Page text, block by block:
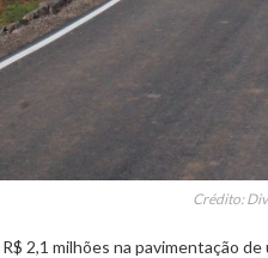
Crédito:
2,1 milhões na pavimentação